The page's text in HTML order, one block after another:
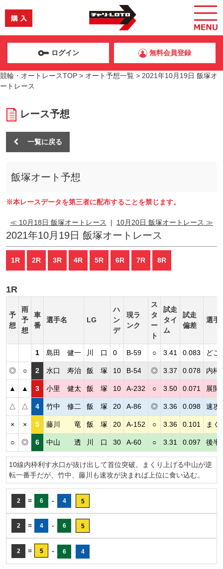
ログイン 無料会員登録
競輪・オートレースTOP > オート予想一覧 > 2021年10月19日 飯塚オ
ートレース
レース予想
一覧に戻る
飯塚オート予想
※本レースデータを第三者に配布することを禁じます。
≪ 10月18日 飯塚オートレース | 10月20日 飯塚オートレース ≫
2021年10月19日 飯塚オートレース
1R 2R 3R 4R 5R 6R 7R 8R
1R
予
想
雨
予
想
車
番
選手名 LG
ハ
ン
デ
現ラ
ンク
ス
タ
ー
ト
試走
タイ
ム
試走
偏差
選手
1 島田 健一 川 口 0 B-59 ○ 3.41 0.083 どこ
◎ ○ 2 水口 寿治 飯 塚 10 B-54 ◎ 3.37 0.078 内枠
▲ ▲ 3 小里 健太 飯 塚 10 A-232 ○ 3.50 0.071 展開
△ △ 4 竹中 修二 飯 塚 20 A-86 ◎ 3.36 0.098 速攻
× × 5 藤川 竜 飯 塚 20 A-152 ○ 3.36 0.101 まく
○ ◎ 6 中山 透 川 口 30 A-60 ○ 3.31 0.097 後半
10線内枠利す水口が抜け出して首位突破。まくり上げる中山が逆
転一番手だが、竹中、藤川も速攻が決まれば上位に食い込む。
2 = 6 - 4 5
2 = 4 - 6 5
2 = 5 - 6 4